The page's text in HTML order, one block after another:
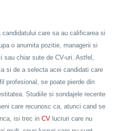
care sa au calificarea si
o anumita pozitie, managerii si
sau chiar sute de CV-uri. Astfel,
si de a selecta acei candidati care
profesional, se poate pierde din
Studiile si sondajele recente
care recunosc ca, atunci cand se
isi trec in CV lucruri care nu